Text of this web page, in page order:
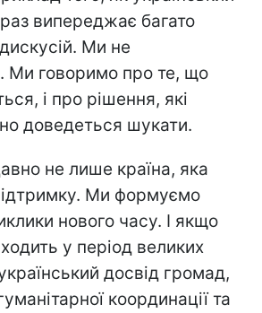
випереджає багато
Ми не
Ми говоримо про те, що
і про рішення, які
доведеться шукати.
не лише країна, яка
Ми формуємо
нового часу. І якщо
у період великих
досвід громад,
координації та